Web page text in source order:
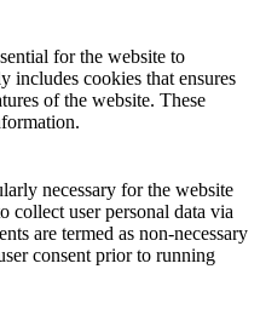
for the website to
includes cookies that ensures
of the website. These
necessary for the website
collect user personal data via
are termed as non-necessary
consent prior to running